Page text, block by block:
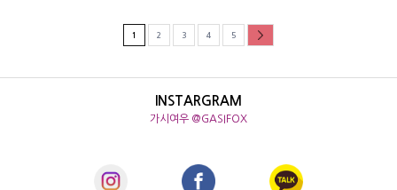
1 2 3 4 5
INSTARGRAM
가시여우 @GASIFOX